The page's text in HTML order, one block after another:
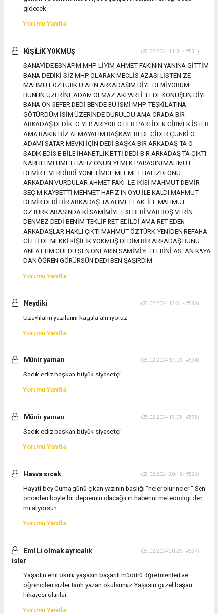
gidecek.
Yorumu Yanıtla
KİŞİLİK YOKMUŞ (25.02.2024 11:31 - #591)
SANAYİDE ESNAFIM MHP LİYİM AHMET FAKININ YANINA GİTTİM
BANA DEDİKİ SİZ MHP OLARAK MECLİS AZASI LİSTENİZE
MAHMUT ÖZTÜRK Ü ALIN ARKADAŞIM DİYE DEMİYORUM
BUNUN ÜZERİNE ADAM OLMAZ AKPARTİ İLEDE KONUŞUN DİYE
BANA ON SEFER DEDİ BENDE BU İSMİ MHP TEŞKİLATINA
GÖTÜRDÜM İSİM ÜZERİNDE DURULDU AMA ORADA BİR
ARKADAŞ DEDİKİ O YER ARIYOR O HER PARTİDEN GİRMEK İSTER
AMA BAKIN BİZ ALMAYALIM BAŞKAYEREDE GİDER ÇÜNKİ O
ADAMI SATAR MEVKI İÇİN DEDİ BAŞKA BİR ARKADAŞ TA O
SADIK EDİS E BİLE İHANETLİK ETTİ DEDİ BİR ARKADAŞ TA ÇIKTI
NARLILI MEHMET HAFIZ ONUN YEMEK PARASINI MAHMUT
DEMİR E VERDİRDİ YÖNETİMDE MEHMET HAFIZDI ONU
ARKADAN VURDULAR AHMET FAKI İLE İKİSİ MAHMUT DEMİR
SEÇİM KAYBETTİ MEHMET HAFIZ'IN OYU İLE KALDI MAHMUT
DEMİR DEDİ BİR ARKADAŞ TA AHMET FAKI İLE MAHMUT
ÖZTÜRK ARASINDA Kİ SAMİMİYET SEBEBİ VAR BOŞ VERİN
DENMEZ DEDİ BENİM TEKLİF RET EDİLDİ AMA RET EDEN
ARKADAŞLAR HAKLI ÇIKTI MAHMUT ÖZTÜRK YENİDEN REFAHA
GİTTİ DE MEKKİ KİŞİLİK YOKMUŞ DEDİM BİR ARKADAŞ BUNU
ANLATTIM GÜLDÜ SEN ONLARIN SAMİMİYETLERİNİ ASLAN KAYA
DAN ÖĞREN GÖRÜRSÜN DEDİ BEN ŞAŞIRDIM
Yorumu Yanıtla
Neydiki (25.02.2024 17:51 - #593)
Uzaylıların yazılarını kagala almıyoruz
Yorumu Yanıtla
Münir yaman (25.02.2024 19:03 - #594)
Sadık ediz başkan büyük siyasetçi
Yorumu Yanıtla
Münir yaman (25.02.2024 19:03 - #595)
Sadık ediz başkan büyük siyasetçi
Yorumu Yanıtla
Havva sıcak (25.02.2024 20:18 - #596)
Hayati bey Cuma günü çıkan yazının başlığı “neler olur neler “ Sen
önceden böyle bir depremin olacağının haberini meteoroloji den
mi alıyorsun
Yorumu Yanıtla
Eml Li olmak ayrıcalık
ister
(25.02.2024 20:26 - #597)
Yaşadın eml okulu yaşasın başarılı müdürü öğretmenleri ve
öğrencileri sizler tarih yazan okulsunuz Yaşasın güzel başarı
hikayesi olanlar
Yorumu Yanıtla